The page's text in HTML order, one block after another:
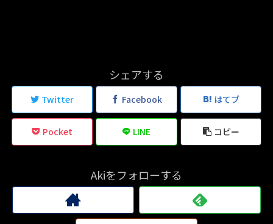
シェアする
Twitter Facebook はてブ
Pocket LINE コピー
Akiをフォローする